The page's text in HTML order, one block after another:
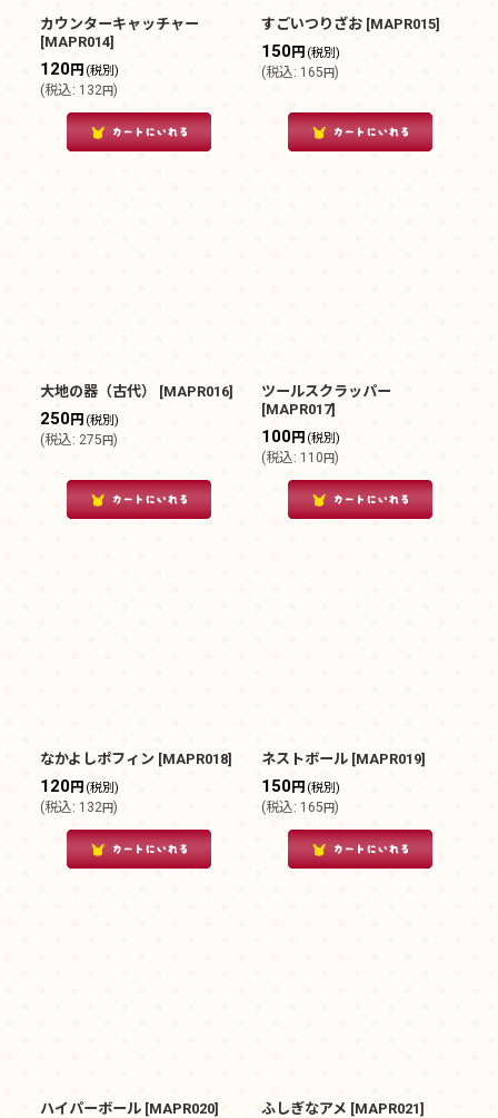
カウンターキャッチャー
[MAPR014]
120円 (税別)
(税込: 132円)
すごいつりざお [MAPR015]
150円 (税別)
(税込: 165円)
大地の器（古代） [MAPR016]
250円 (税別)
(税込: 275円)
ツールスクラッパー
[MAPR017]
100円 (税別)
(税込: 110円)
なかよしポフィン [MAPR018]
120円 (税別)
(税込: 132円)
ネストボール [MAPR019]
150円 (税別)
(税込: 165円)
ハイパーボール [MAPR020] ふしぎなアメ [MAPR021]